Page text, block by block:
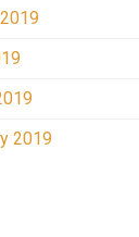
2019